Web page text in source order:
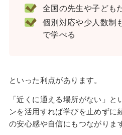
全国の先生や子ども
個別対応や少人数制
で学べる
といった利点があります。
「近くに通える場所がない」
ンを活用すれば学びを止めずに
の安心感や自信にもつながります